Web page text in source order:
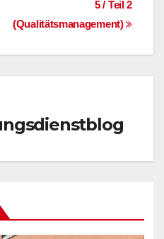
5 / Teil 2
(Qualitätsmanagement)